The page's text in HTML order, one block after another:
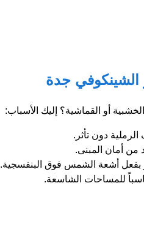
جدة
أو القماشية؟ إليك الأسباب:
دون تأثر.
من أمان المبنى.
بفعل أشعة الشمس فوق البنفسجية.
للمساحات الشاسعة.